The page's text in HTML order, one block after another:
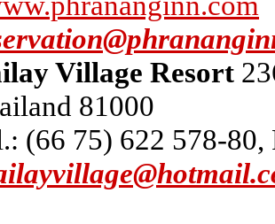
Village Resort
81000
(66 75) 622 578-